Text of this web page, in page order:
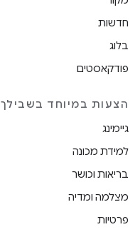
חדשות
בלוג
פודקאסטים
הצעות במיוחד בשבילך
גיימינג
למידת מכונה
בריאות וכושר
מצלמה ומדיה
פרטיות